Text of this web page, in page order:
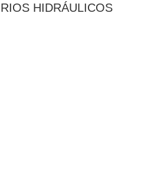
HIDRÁULICOS